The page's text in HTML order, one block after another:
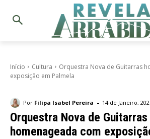
Início Cultura
Orquestra Nova de Guitarras
exposição em Palmela
Por Filipa Isabel Pereira - 14 de Janeiro,
Orquestra Nova de Guitarras
homenageada com